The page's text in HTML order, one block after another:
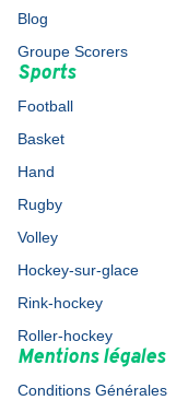
Blog
Groupe Scorers
Sports
Football
Basket
Hand
Rugby
Volley
Hockey-sur-glace
Rink-hockey
Roller-hockey
Mentions légales
Conditions Générales